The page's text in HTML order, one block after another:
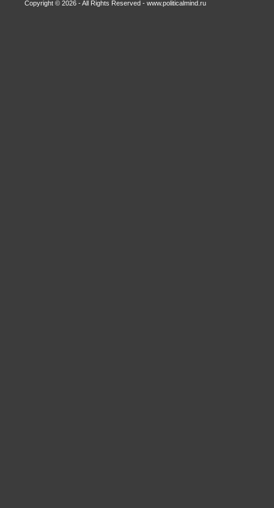
Copyright © 2026 - All Rights Reserved - www.politicalmind.ru